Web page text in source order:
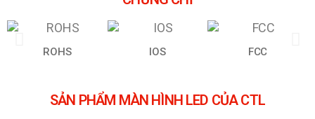
ROHS IOS FCC
SẢN PHẨM MÀN HÌNH LED CỦA CTL